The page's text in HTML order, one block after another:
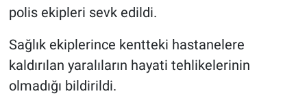
polis ekipleri sevk edildi.
Sağlık ekiplerince kentteki hastanelere
kaldırılan yaralıların hayati tehlikelerinin
olmadığı bildirildi.
Kimdir
Koronavirüs
Kültür Sanat